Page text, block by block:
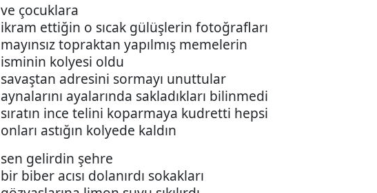
ve çocuklara
ikram ettiğin o sıcak gülüşlerin fotoğrafları
mayınsız topraktan yapılmış memelerin
isminin kolyesi oldu
savaştan adresini sormayı unuttular
aynalarını ayalarında sakladıkları bilinmedi
sıratın ince telini koparmaya kudretti hepsi
onları astığın kolyede kaldın
sen gelirdin şehre
bir biber acısı dolanırdı sokakları